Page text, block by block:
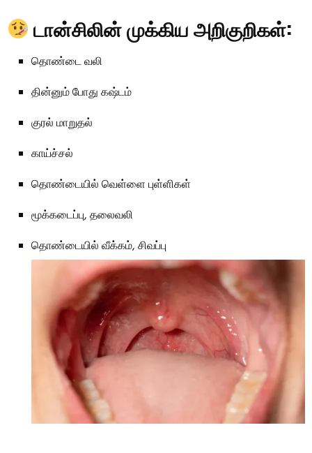
டான்சிலின் முக்கிய அறிகுறிகள்:
தொண்டை வலி
தின்னும் போது கஷ்டம்
குரல் மாறுதல்
காய்ச்சல்
தொண்டையில் வெள்ளை புள்ளிகள்
மூக்கடைப்பு, தலைவலி
தொண்டையில் வீக்கம், சிவப்பு